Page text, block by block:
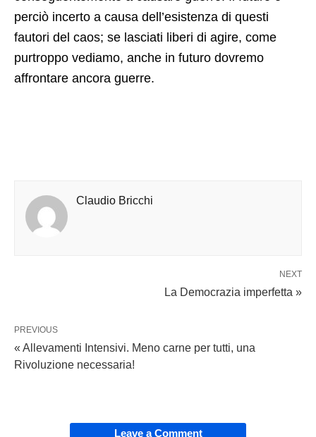
perciò incerto a causa dell’esistenza di questi
fautori del caos; se lasciati liberi di agire, come
purtroppo vediamo, anche in futuro dovremo
affrontare ancora guerre.
Claudio Bricchi
NEXT
La Democrazia imperfetta »
PREVIOUS
« Allevamenti Intensivi. Meno carne per tutti, una
Rivoluzione necessaria!
Leave a Comment